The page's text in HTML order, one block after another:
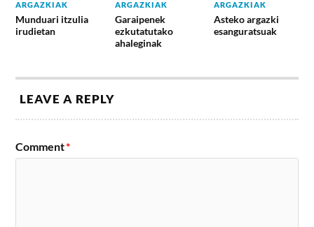
ARGAZKIAK
Munduari itzulia
irudietan
ARGAZKIAK
Garaipenek
ezkutatutako
ahaleginak
ARGAZKIAK
Asteko argazki
esanguratsuak
LEAVE A REPLY
Comment*